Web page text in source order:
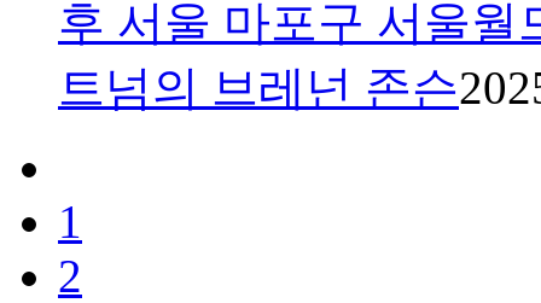
후 서울 마포구 서울월
트넘의 브레넌 존슨
1
2